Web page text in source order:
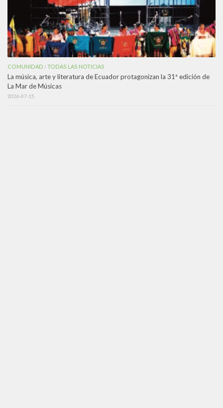
COMUNIDAD /TODAS LAS NOTICIAS
La música, arte y literatura de Ecuador protagonizan la 31ª edición de
La Mar de Músicas
2026-07-15